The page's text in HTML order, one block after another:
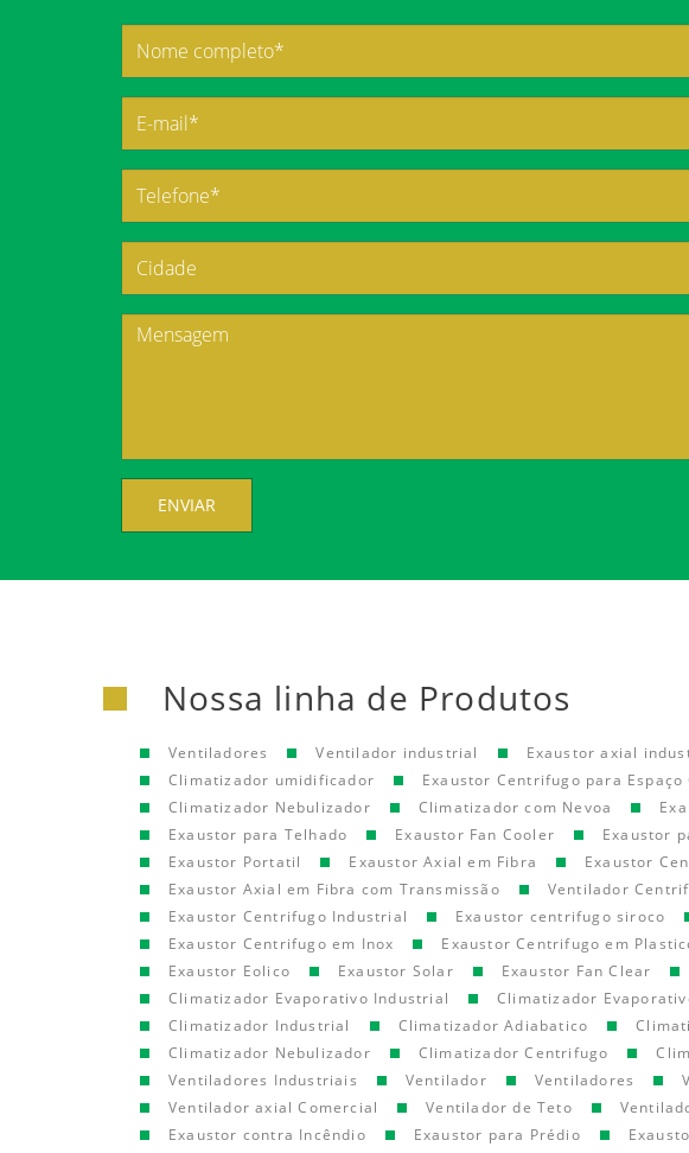
ENVIAR
Nossa linha de Produtos
Ventiladores Ventilador industrial Exaustor axial
Climatizador umidificador
Exaustor Centrifugo para Espaço
Climatizador Nebulizador
Climatizador com Nevoa
Exaustor para Telhado
Exaustor Fan Cooler Exaustor
Exaustor Portatil
Exaustor Axial em Fibra Exaustor
Exaustor Axial em Fibra com Transmissão
Ventilador
Exaustor Centrifugo Industrial
Exaustor centrifugo siroco
Exaustor Centrifugo em Inox
Exaustor Centrifugo em
Exaustor Eolico
Exaustor Solar Exaustor Fan Clear
Climatizador Evaporativo Industrial
Climatizador
Climatizador Industrial
Climatizador Adiabatico
Climatizador Nebulizador
Climatizador Centrifugo
Ventiladores Industriais
Ventilador Ventiladores
Ventilador axial Comercial
Ventilador de Teto
Exaustor contra Incêndio
Exaustor para Prédio